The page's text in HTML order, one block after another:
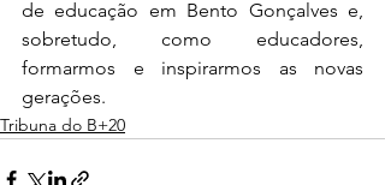
de educação em Bento Gonçalves e,
sobretudo, como educadores,
formarmos e inspirarmos as novas
gerações.
Tribuna do B+20